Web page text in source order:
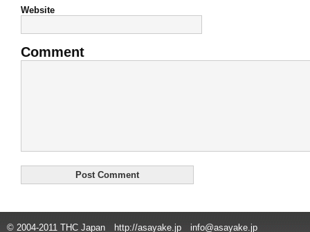
Website
Comment
© 2004-2011 THC Japan http://asayake.jp info@asayake.jp